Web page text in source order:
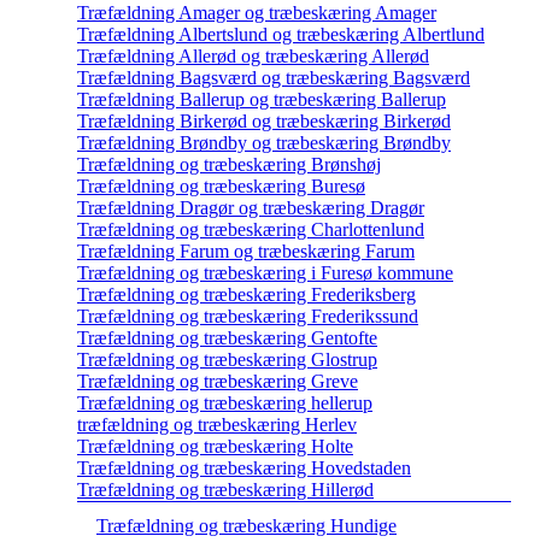
Træfældning Amager og træbeskæring Amager
Træfældning Albertslund og træbeskæring Albertlund
Træfældning Allerød og træbeskæring Allerød
Træfældning Bagsværd og træbeskæring Bagsværd
Træfældning Ballerup og træbeskæring Ballerup
Træfældning Birkerød og træbeskæring Birkerød
Træfældning Brøndby og træbeskæring Brøndby
Træfældning og træbeskæring Brønshøj
Træfældning og træbeskæring Buresø
Træfældning Dragør og træbeskæring Dragør
Træfældning og træbeskæring Charlottenlund
Træfældning Farum og træbeskæring Farum
Træfældning og træbeskæring i Furesø kommune
Træfældning og træbeskæring Frederiksberg
Træfældning og træbeskæring Frederikssund
Træfældning og træbeskæring Gentofte
Træfældning og træbeskæring Glostrup
Træfældning og træbeskæring Greve
Træfældning og træbeskæring hellerup
træfældning og træbeskæring Herlev
Træfældning og træbeskæring Holte
Træfældning og træbeskæring Hovedstaden
Træfældning og træbeskæring Hillerød
Træfældning og træbeskæring Hundige